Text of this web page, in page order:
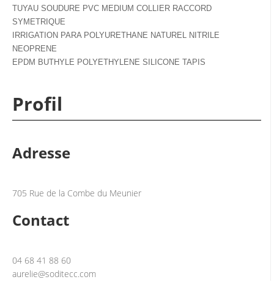
TUYAU SOUDURE PVC MEDIUM COLLIER RACCORD
SYMETRIQUE
IRRIGATION PARA POLYURETHANE NATUREL NITRILE
NEOPRENE
EPDM BUTHYLE POLYETHYLENE SILICONE TAPIS
Profil
Adresse
705 Rue de la Combe du Meunier
Contact
04 68 41 88 60
aurelie@soditecc.com